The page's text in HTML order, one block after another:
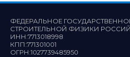
ФЕДЕРАЛЬНОЕ
СТРОИТЕЛЬНОЙ ФИЗИКИ
ИНН:7713018998
КПП:771301001
ОГРН:1027739485950